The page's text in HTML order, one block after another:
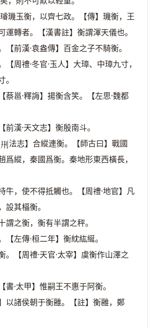
璣玉衡，以齊七政。【傳】璣衡，王
運轉者。【漢書註】衡謂渾天儀也。
【前漢·袁盎傳】百金之子不騎衡。
周禮·冬官·玉人】大璋、中璋九寸，
蔡邕·釋誨】揚衡含笑。【左思·魏都
前漢·天文志】衡殷南斗。
𠛬法志】合縱連衡。【師古曰】戰國
爲縱，秦國爲衡。秦地形東西橫長，
牛，使不得抵觸也。【周禮·地官】凡
設其楅衡。
謂之衡，衡有半謂之秤。
【左傳·桓二年】衡紞紘綖。
。【周禮·天官·太宰】虞衡作山澤之
書·太甲】惟嗣王不惠于阿衡。
以諸侯朝于衡雝。【註】衡雝，鄭